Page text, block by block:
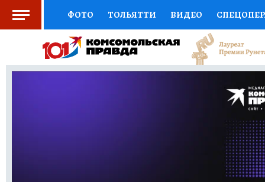
ФОТО ТОЛЬЯТТИ ВИДЕО
СОЦПОДДЕРЖКА НАУКА СПОРТ
ВЫБОР ЭКСПЕРТОВ ДОКТОР
ПРОГНОЗЫ НА СПОРТ